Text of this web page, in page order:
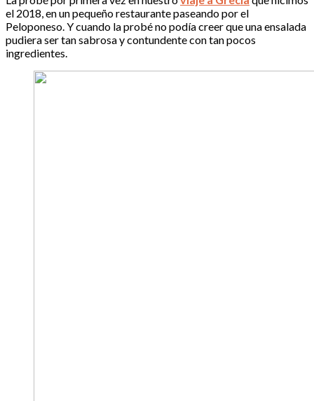
el 2018, en un pequeño restaurante paseando por el
Peloponeso. Y cuando la probé no podía creer que una ensalada
pudiera ser tan sabrosa y contundente con tan pocos
ingredientes.